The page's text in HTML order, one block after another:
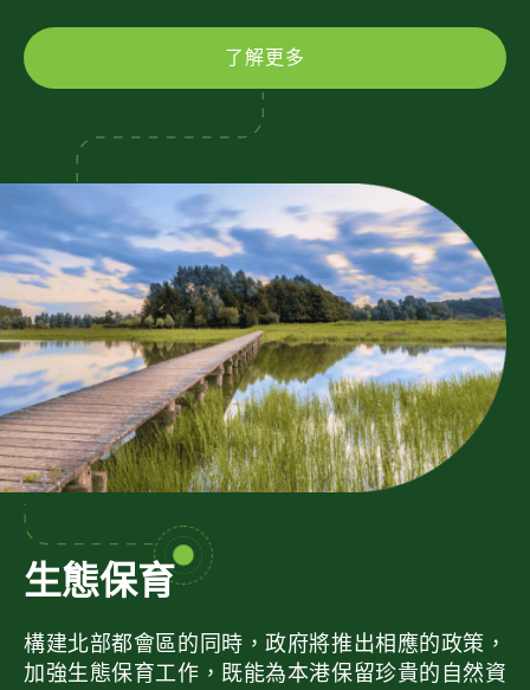
了解更多
生態保育
構建北部都會區的同時，政府將推出相應的政策，
加強生態保育工作，既能為本港保留珍貴的自然資